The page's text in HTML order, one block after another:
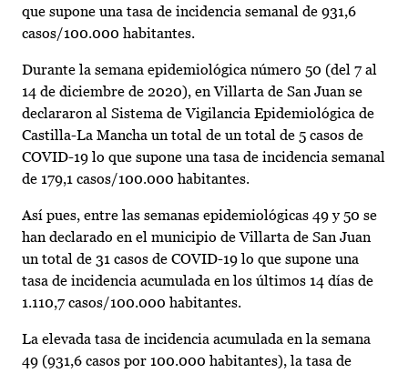
que supone una tasa de incidencia semanal de 931,6
casos/100.000 habitantes.
Durante la semana epidemiológica número 50 (del 7 al
14 de diciembre de 2020), en Villarta de San Juan se
declararon al Sistema de Vigilancia Epidemiológica de
Castilla-La Mancha un total de un total de 5 casos de
COVID-19 lo que supone una tasa de incidencia semanal
de 179,1 casos/100.000 habitantes.
Así pues, entre las semanas epidemiológicas 49 y 50 se
han declarado en el municipio de Villarta de San Juan
un total de 31 casos de COVID-19 lo que supone una
tasa de incidencia acumulada en los últimos 14 días de
1.110,7 casos/100.000 habitantes.
La elevada tasa de incidencia acumulada en la semana
49 (931,6 casos por 100.000 habitantes), la tasa de